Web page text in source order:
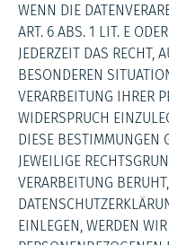
WENN DIE
ART. 6 ABS. 1 LIT. E
JEDERZEIT DAS RECHT,
BESONDEREN
VERARBEITUNG IHRER
WIDERSPRUCH
DIESE BESTIMMUNGEN
JEWEILIGE
VERARBEITUNG
EINLEGEN, WERDEN